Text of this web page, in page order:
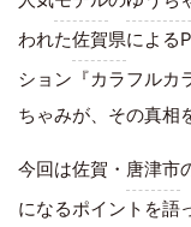
われた佐賀県による
ション『カラフルカ
ちゃみが、その真相
今回は佐賀・ 唐津市
になるポイントを語